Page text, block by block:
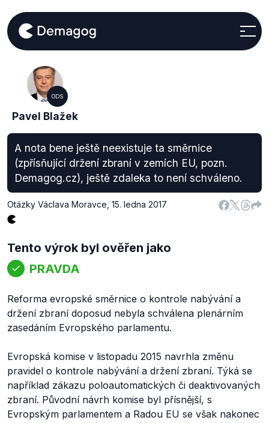
ODS
Pavel Blažek
A nota bene ještě neexistuje ta směrnice
(zpřísňující držení zbraní v zemích EU, pozn.
Demagog.cz), ještě zdaleka to není schváleno.
Otázky Václava Moravce 15. ledna 2017
Tento výrok byl ověřen jako
PRAVDA
Reforma evropské směrnice o kontrole nabývání a
držení zbraní doposud nebyla schválena plenárním
zasedáním Evropského parlamentu.
Evropská komise v listopadu 2015 navrhla změnu
pravidel o kontrole nabývání a držení zbraní. Týká se
například zákazu poloautomatických či deaktivovaných
zbraní. Původní návrh komise byl přísnější, s
Evropským parlamentem a Radou EU se však nakonec